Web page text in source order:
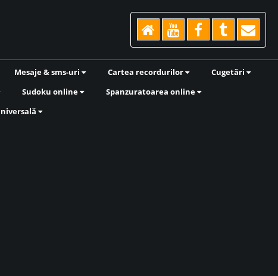
Mesaje & sms-uri Cartea recordurilor
Cugetări
Sudoku online
Spanzuratoarea online